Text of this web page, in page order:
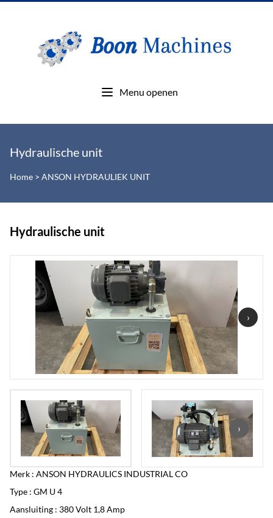
Menu openen
Hydraulische unit
Home > ANSON HYDRAULIEK UNIT
Hydraulische unit
›
›
Merk : ANSON HYDRAULICS INDUSTRIAL CO
Type : GM U 4
Aansluiting : 380 Volt 1,8 Amp